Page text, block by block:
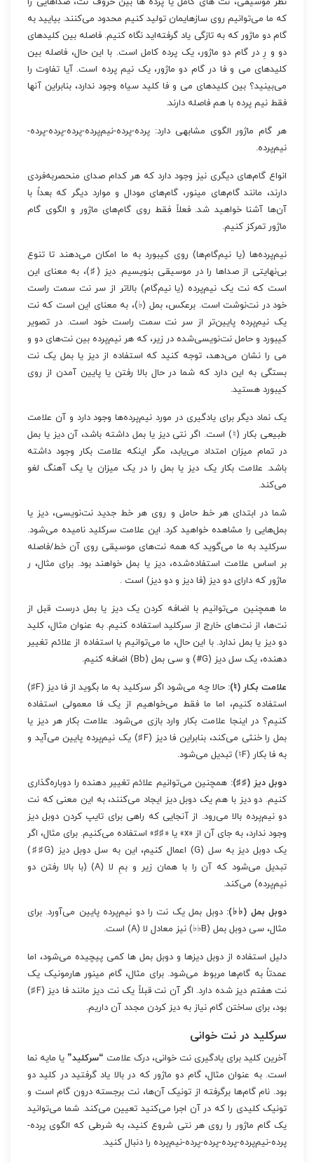
که ما می‌توانیم روی سازهایمان تولید کنیم محدود می‌کنند. بیایید به
گام دو ماژور که به تازگی یاد گرفته‌اید نگاه کنیم. فاصله بین کلیدهای
دو و رِ در گام دو ماژور، یک پرده کامل است. با این حال، فاصله بین
کلیدهای می و فا در گام دو ماژور، یک نیم پرده است. آیا تفاوت را
می‌بینید؟ بین کلیدهای می و فا کلید سیاه وجود ندارد، بنابراین آنها
فقط نیم پرده با هم فاصله دارند.
هر گام ماژور الگوی مشابهی دارد: پرده-پرده-نیم‌پرده-پرده-پرده-پرده-
نیم‌پرده.
انواع گام‌های دیگری نیز وجود دارد که هر کدام صدای منحصربه‌فردی
دارند، مانند گام‌های مینور، گام‌های مودال و موارد دیگر که بعداً با
آن‌ها آشنا خواهید شد. فعلاً فقط روی گام‌های ماژور و الگوی گام
ماژور تمرکز کنیم.
نیم‌پرده‌ها (یا نیم‌گام‌ها) روی کیبورد به ما امکان می‌دهند تا تنوع
بی‌نهایتی از صداها را در موسیقی بنویسیم. دیز (♯)، به معنای این
است که نت یک نیم‌پرده (یا نیم‌گام) بالاتر از سر نت سمت راست
خود در نت‌نوشت است. برعکس، بمل (♭)، به معنای این است که نت
یک نیم‌پرده پایین‌تر از سر نت سمت راست خود است. در تصویر
کیبورد و حامل نت‌نویسی‌شده در زیر، که هر نیم‌پرده بین نت‌های دو و
می را نشان می‌دهد، توجه کنید که استفاده از دیز یا بمل یک نت
بستگی به این دارد که شما در حال بالا رفتن یا پایین آمدن از روی
کیبورد هستید.
یک نماد دیگر برای یادگیری در مورد نیم‌پرده‌ها وجود دارد و آن علامت
طبیعی بکار (♮) است. اگر نتی دیز یا بمل داشته باشد، آن دیز یا بمل
در تمام میزان امتداد می‌یابد، مگر اینکه علامت بکار وجود داشته
باشد. علامت بکار یک دیز یا بمل را در یک میزان یا یک آهنگ لغو
می‌کند.
شما در ابتدای هر خط حامل و روی هر خط جدید نت‌نویسی، دیز یا
بمل‌هایی را مشاهده خواهید کرد. این علامت سرکلید نامیده می‌شود.
سرکلید به ما می‌گوید که همه نت‌های موسیقی روی آن خط/فاصله
بر اساس علامت استفاده‌شده، دیز یا بمل خواهند بود. برای مثال، ر
ماژور که دارای دو دیز (فا دیز و دو دیز) است .
ما همچنین می‌توانیم با اضافه کردن یک دیز یا بمل درست قبل از
نت‌ها، از نت‌های خارج از سرکلید استفاده کنیم. به عنوان مثال، کلید
دو دیز یا بمل ندارد. با این حال، ما می‌توانیم با استفاده از علائم تغییر
دهنده، یک سل دیز (G#) و سی بمل (Bb) اضافه کنیم.
علامت بکار (♮):
حالا چه می‌شود اگر سرکلید به ما بگوید از فا دیز (F♯)
استفاده کنیم، اما ما فقط می‌خواهیم از یک فا معمولی استفاده
کنیم؟ در اینجا علامت بکار وارد بازی می‌شود. علامت بکار هر دیز یا
بمل را خنثی می‌کند، بنابراین فا دیز (F♯) یک نیم‌پرده پایین می‌آید و
به فا بکار (F♮) تبدیل می‌شود.
دوبل دیز (♯♯): همچنین می‌توانیم علائم تغییر دهنده را دوباره‌گذاری
کنیم. دو دیز با هم یک دوبل دیز ایجاد می‌کنند، به این معنی که نت
دو نیم‌پرده بالا می‌رود. از آنجایی که راهی برای تایپ کردن دوبل دیز
وجود ندارد، به جای آن از «x» یا «♯♯» استفاده می‌کنیم. برای مثال، اگر
یک دوبل دیز به سل (G) اعمال کنیم، این به سل دوبل دیز (G♯♯)
تبدیل می‌شود که آن را با همان زیر و بمِ لا (A) (با بالا رفتن دو
نیم‌پرده) می‌کند.
دوبل بمل (♭♭):دوبل بمل یک نت را دو نیم‌پرده پایین می‌آورد. برای
مثال، سی دوبل بمل (B♭♭) نیز معادل لا (A) است.
دلیل استفاده از دوبل دیزها و دوبل بمل ها کمی پیچیده می‌شود، اما
عمدتاً به گام‌ها مربوط می‌شود. برای مثال، گام مینور هارمونیک یک
نت هفتم دیز شده دارد. اگر آن نت قبلاً یک نت دیز مانند فا دیز (F♯)
بود، برای ساختن گام نیاز به دیز کردن مجدد آن داریم.
سرکلید در نت خوانی
آخرین کلید برای یادگیری نت خوانی، درک علامت “سرکلید” یا مایه نما
است. به عنوان مثال، گام دو ماژور که در بالا یاد گرفتید در کلید دو
بود. نام گام‌ها برگرفته از تونیک آن‌ها، نت برجسته درون گام است و
تونیک کلیدی را که در آن اجرا می‌کنید تعیین می‌کند. شما می‌توانید
یک گام ماژور را روی هر نتی شروع کنید، به شرطی که الگوی پرده-
پرده-نیم‌پرده-پرده-پرده-پرده-نیم‌پرده را دنبال کنید.